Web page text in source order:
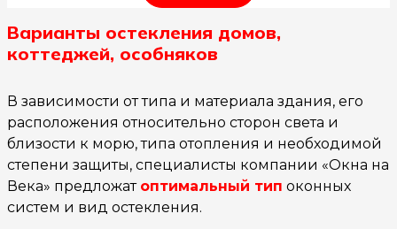
Варианты остекления домов,
коттеджей, особняков
В зависимости от типа и материала здания, его
расположения относительно сторон света и
близости к морю, типа отопления и необходимой
степени защиты, специалисты компании «Окна на
Века» предложат оптимальный тип оконных
систем и вид остекления.